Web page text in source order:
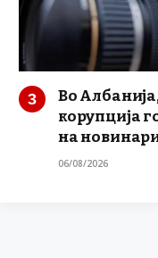
Во
корупција
на
06/08/2026